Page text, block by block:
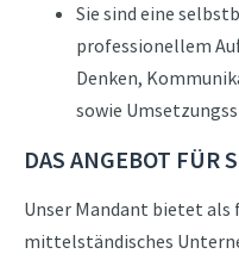
Sie sind eine
professionellem
Denken,
sowie
DAS ANGEBOT FÜR
Unser Mandant bietet
mittelständisches